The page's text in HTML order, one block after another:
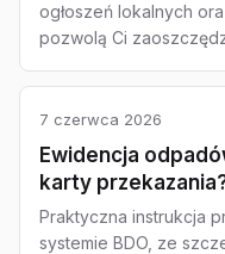
ogłoszeń lokalnych
pozwolą Ci
7 czerwca 2026
Ewidencja
karty
Praktyczna instrukcja
systemie BDO, ze